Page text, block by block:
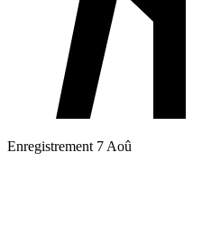
Enregistrement 7 Aoû